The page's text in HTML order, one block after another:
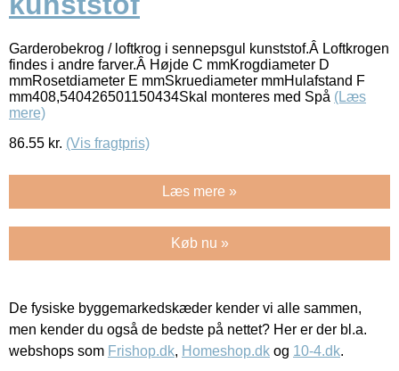
Garderobekrog / loftkrog i sennepsgul kunststof.Â Loftkrogen
findes i andre farver.Â Højde C mmKrogdiameter D
mmRosetdiameter E mmSkruediameter mmHulafstand F
mm408,540426501150434Skal monteres med Spå (Læs
mere)
86.55 kr. (Vis fragtpris)
Læs mere »
Køb nu »
De fysiske byggemarkedskæder kender vi alle sammen,
men kender du også de bedste på nettet? Her er der bl.a.
webshops som Frishop.dk, Homeshop.dk og 10-4.dk.